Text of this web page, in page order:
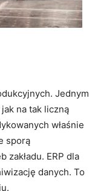
Jednym
na tak liczną
właśnie
sporą
ERP dla
danych. To